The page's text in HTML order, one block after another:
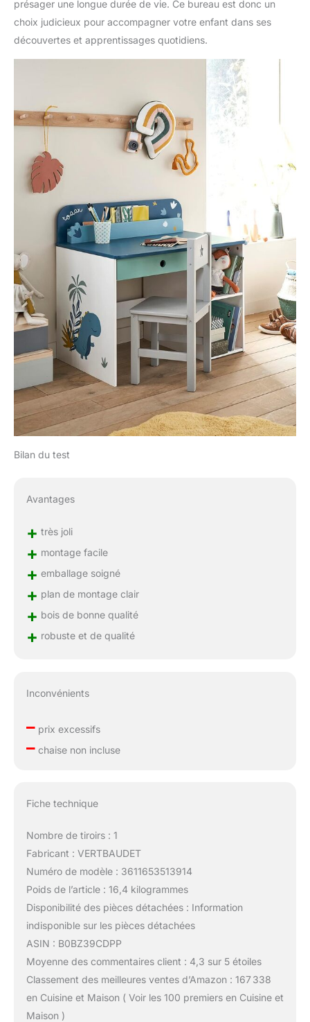
présager une longue durée de vie. Ce bureau est donc un
choix judicieux pour accompagner votre enfant dans ses
découvertes et apprentissages quotidiens.
Bilan du test
Avantages
+ très joli
+ montage facile
+ emballage soigné
+ plan de montage clair
+ bois de bonne qualité
+ robuste et de qualité
Inconvénients
–prix excessifs
–chaise non incluse
Fiche technique
Nombre de tiroirs : 1
Fabricant : VERTBAUDET
Numéro de modèle : 3611653513914
Poids de l’article : 16,4 kilogrammes
Disponibilité des pièces détachées : Information
indisponible sur les pièces détachées
ASIN : B0BZ39CDPP
Moyenne des commentaires client : 4,3 sur 5 étoiles
Classement des meilleures ventes d’Amazon : 167 338
en Cuisine et Maison ( Voir les 100 premiers en Cuisine et
Maison )